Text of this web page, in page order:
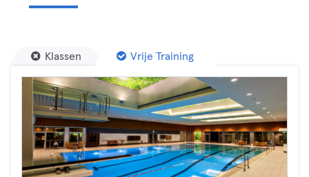
Klassen Vrije Training